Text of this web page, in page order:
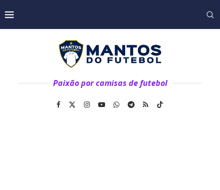
Paixão por camisas de futebol